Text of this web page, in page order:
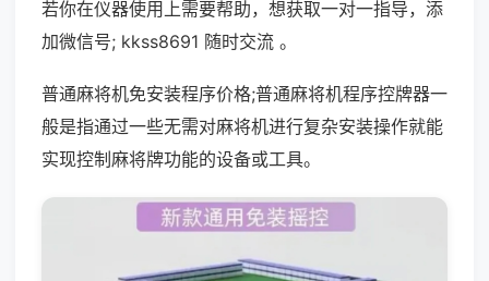
若你在仪器使用上需要帮助，想获取一对一指导，添
加微信号; kkss8691 随时交流 。
普通麻将机免安装程序价格;普通麻将机程序控牌器一
般是指通过一些无需对麻将机进行复杂安装操作就能
实现控制麻将牌功能的设备或工具。